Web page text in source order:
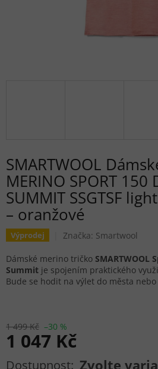
SMARTWOOL
MERINO SPORT 150
SUMMIT SSGTSF
– oranžové
Výprodej Značka: Smartwool
1 499 Kč –30 %
1 047 Kč
Měrná cena: Zvolte
Dámské merino tričko SMARTWOOL
Summit je spojením praktického
Bude se hodit na výlet do města